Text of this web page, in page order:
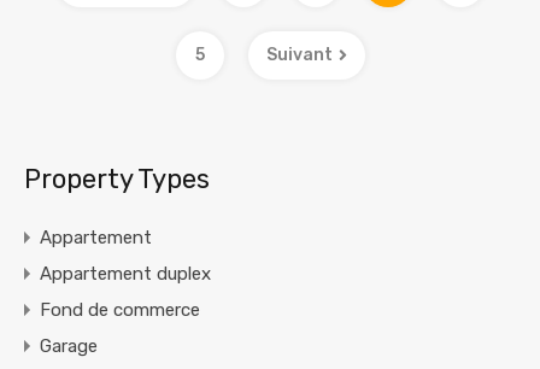
5 Suivant
Property Types
Appartement
Appartement duplex
Fond de commerce
Garage